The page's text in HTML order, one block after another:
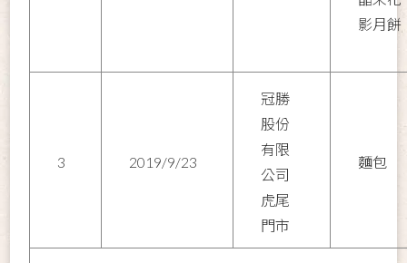
影月餅
3 2019/9/23
冠勝
股份
有限
公司
虎尾
門市
麵包